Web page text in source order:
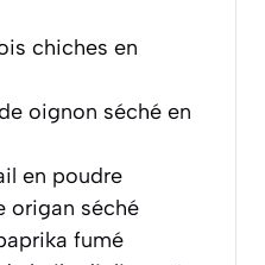
chiches en
oignon séché en
en poudre
origan séché
fumé